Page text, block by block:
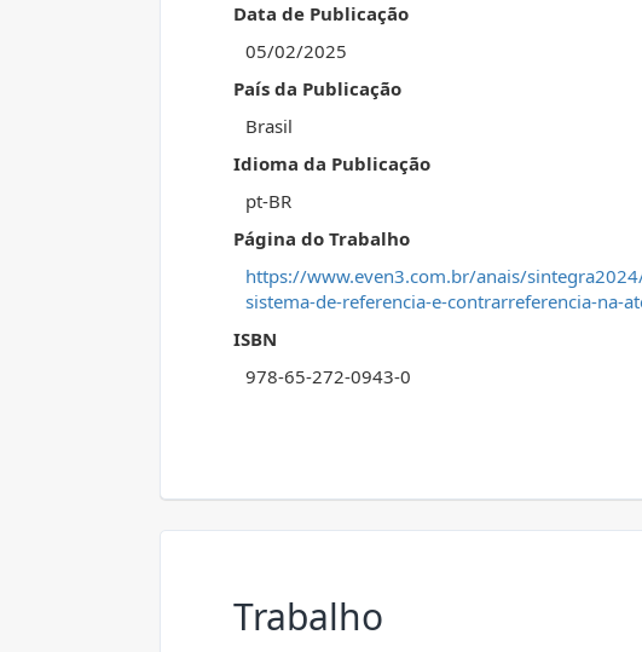
Data de Publicação
05/02/2025
País da Publicação
Brasil
Idioma da Publicação
pt-BR
Página do Trabalho
https://www.even3.com.br/anais/
sistema-de-referencia-e-contrarreferencia-na-
ISBN
978-65-272-0943-0
Trabalho